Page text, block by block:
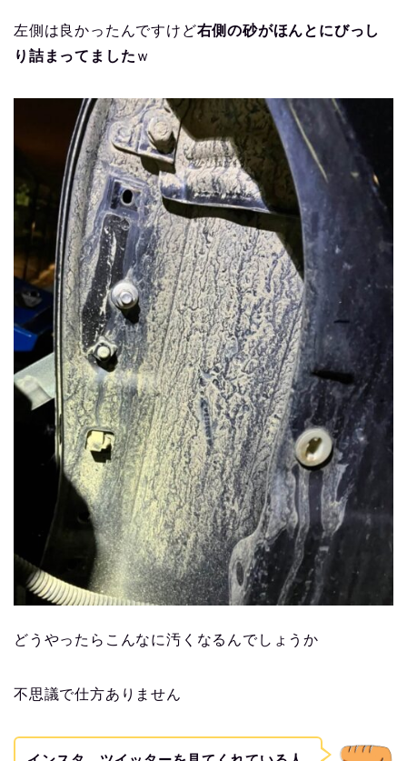
左側は良かったんですけど右側の砂がほんとにびっし
り詰まってました ｗ
どうやったらこんなに汚くなるんでしょうか
不思議で仕方ありません